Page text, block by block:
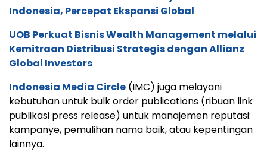
Indonesia, Percepat Ekspansi Global
UOB Perkuat Bisnis Wealth Management melalui
Kemitraan Distribusi Strategis dengan Allianz
Global Investors
Indonesia Media Circle (IMC) juga melayani
kebutuhan untuk bulk order publications (ribuan link
publikasi press release) untuk manajemen reputasi:
kampanye, pemulihan nama baik, atau kepentingan
lainnya.